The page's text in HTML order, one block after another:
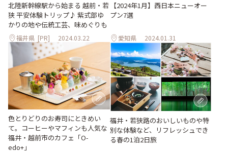
北陸新幹線駅から始まる 越前・若
狭 平安体験トリップ♪ 紫式部ゆ
かりの地や伝統工芸、味めぐりも
福井県 [PR] 2024.03.22
【2024年1月】西日本ニューオー
プン7選
愛知県 2024.01.31
色とりどりのお寿司にときめい
て。コーヒーやマフィンも人気な
福井・越前市のカフェ「O-
edo+」
福井・若狭路のおいしいものや特
別な体験など、リフレッシュでき
る春の1泊2日旅